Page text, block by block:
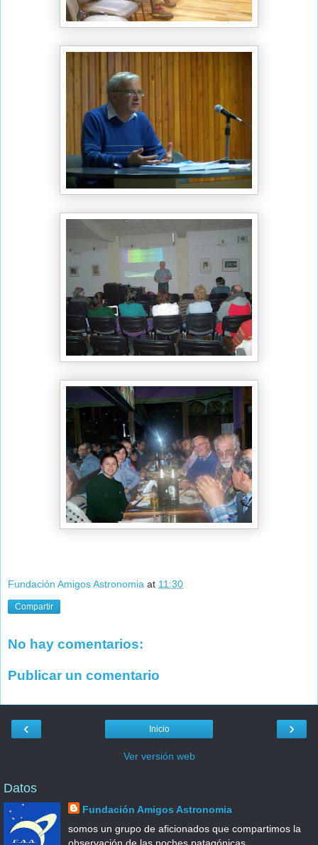
Fundación Amigos Astronomia at 11:30
Compartir
No hay comentarios:
Publicar un comentario
‹ ›
Inicio
Ver versión web
Datos
Fundación Amigos Astronomia
somos un grupo de aficionados que compartimos la